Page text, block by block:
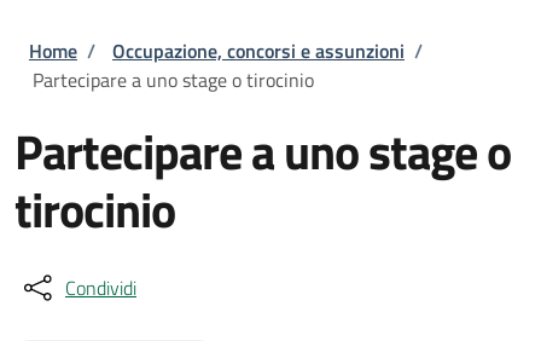
Briciole di pane
Home / Occupazione, concorsi e assunzioni /
Partecipare a uno stage o tirocinio
Partecipare a uno stage o
tirocinio
Condividi